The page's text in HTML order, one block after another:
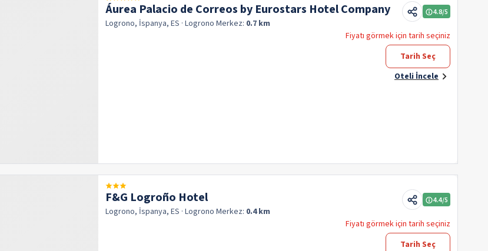
Áurea Palacio de Correos by Eurostars Hotel Company
Logrono, İspanya, ES · Logrono Merkez: 0.7 km
4.8/5
Fiyatı görmek için tarih seçiniz
Tarih Seç
Oteli İncele
F&G Logroño Hotel
Logrono, İspanya, ES · Logrono Merkez: 0.4 km
4.4/5
Fiyatı görmek için tarih seçiniz
Tarih Seç